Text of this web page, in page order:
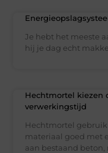
Je hebt het meeste
hij je dag echt
Hechtmortel kiezen
verwerkingstijd
Hechtmortel
materiaal goed met
aan bestaand beton,